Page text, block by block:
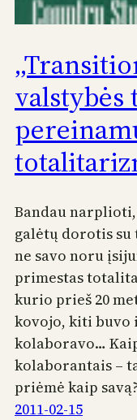
valstybės
Bandau
galėtų dorotis
ne savo noru
primestas
kurio prieš 20
kovojo, kiti
kolaboravo…
kolaborantais –
priėmė kaip
2011-02-15